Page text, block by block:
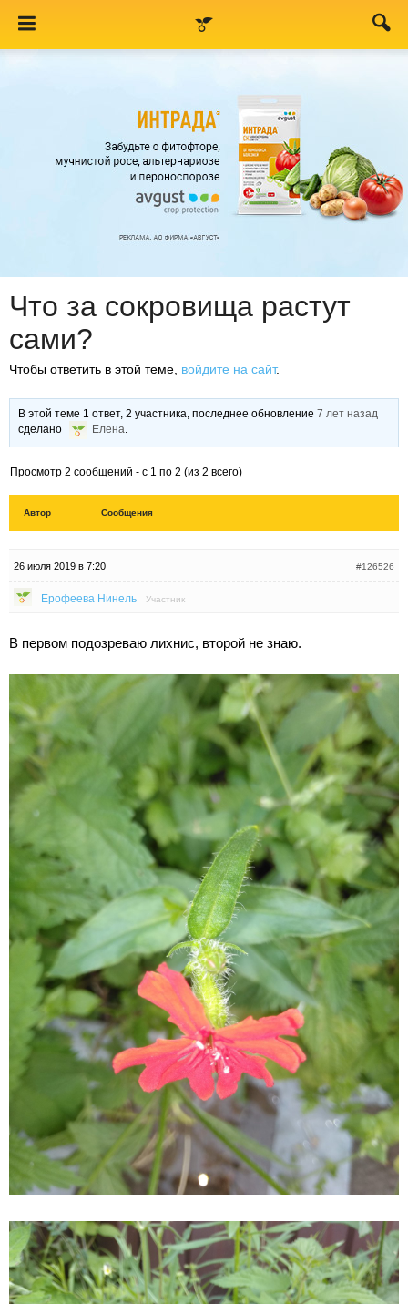
Что за сокровища растут
сами?
Чтобы ответить в этой теме, войдите на сайт.
В этой теме 1 ответ, 2 участника, последнее обновление7 лет назад
сделано
Елена.
Просмотр 2 сообщений - с 1 по 2 (из 2 всего)
Автор Сообщения
26 июля 2019 в 7:20 #126526
Ерофеева Нинель Участник
В первом подозреваю лихнис, второй не знаю.